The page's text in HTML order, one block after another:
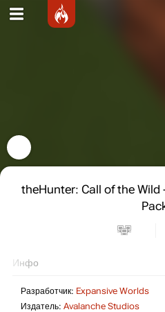
theHunter: Call of the
Инфо
Разработчик: Expansive Worlds
Издатель: Avalanche Studios